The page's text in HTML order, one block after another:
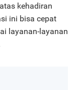
kehadiran
ini bisa cepat
layanan-layanan